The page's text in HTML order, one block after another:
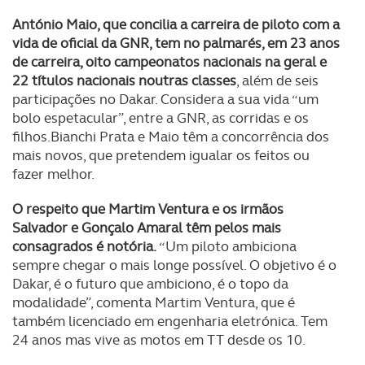
António Maio, que concilia a carreira de piloto com a
vida de oficial da GNR, tem no palmarés, em 23 anos
de carreira, oito campeonatos nacionais na geral e
22 títulos nacionais noutras classes, além de seis
participações no Dakar. Considera a sua vida “um
bolo espetacular”, entre a GNR, as corridas e os
filhos.Bianchi Prata e Maio têm a concorrência dos
mais novos, que pretendem igualar os feitos ou
fazer melhor.
O respeito que Martim Ventura e os irmãos
Salvador e Gonçalo Amaral têm pelos mais
consagrados é notória.“Um piloto ambiciona
sempre chegar o mais longe possível. O objetivo é o
Dakar, é o futuro que ambiciono, é o topo da
modalidade”, comenta Martim Ventura, que é
também licenciado em engenharia eletrónica. Tem
24 anos mas vive as motos em TT desde os 10.